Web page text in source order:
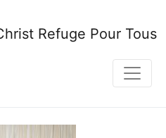
Refuge Pour Tous